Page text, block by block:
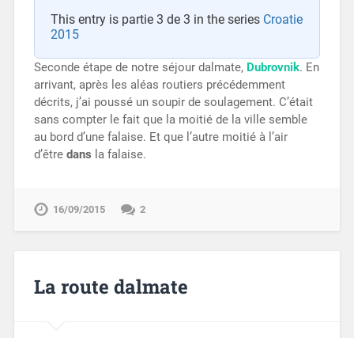
This entry is partie 3 de 3 in the series Croatie
2015
Seconde étape de notre séjour dalmate, Dubrovnik. En
arrivant, après les aléas routiers précédemment
décrits, j’ai poussé un soupir de soulagement. C’était
sans compter le fait que la moitié de la ville semble
au bord d’une falaise. Et que l’autre moitié à l’air
d’être dans la falaise.
16/09/2015 2
La route dalmate